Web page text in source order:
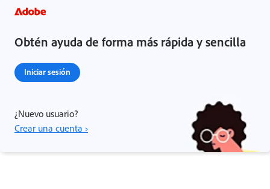
Obtén ayuda de forma más rápida y sencilla
Iniciar sesión
¿Nuevo usuario?
Crear una cuenta ›